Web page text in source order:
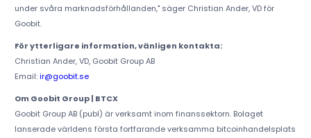
under svåra marknadsförhållanden," säger Christian Ander, VD för
Goobit.
För ytterligare information, vänligen kontakta:
Christian Ander, VD, Goobit Group AB
Email:ir@goobit.se
Om Goobit Group | BTCX
Goobit Group AB (publ) är verksamt inom finanssektorn. Bolaget
lanserade världens första fortfarande verksamma bitcoinhandelsplats